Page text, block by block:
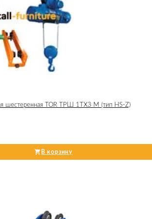
шестеренная TOR ТРШ 1ТХ3 М (тип HS-Z)
В корзину